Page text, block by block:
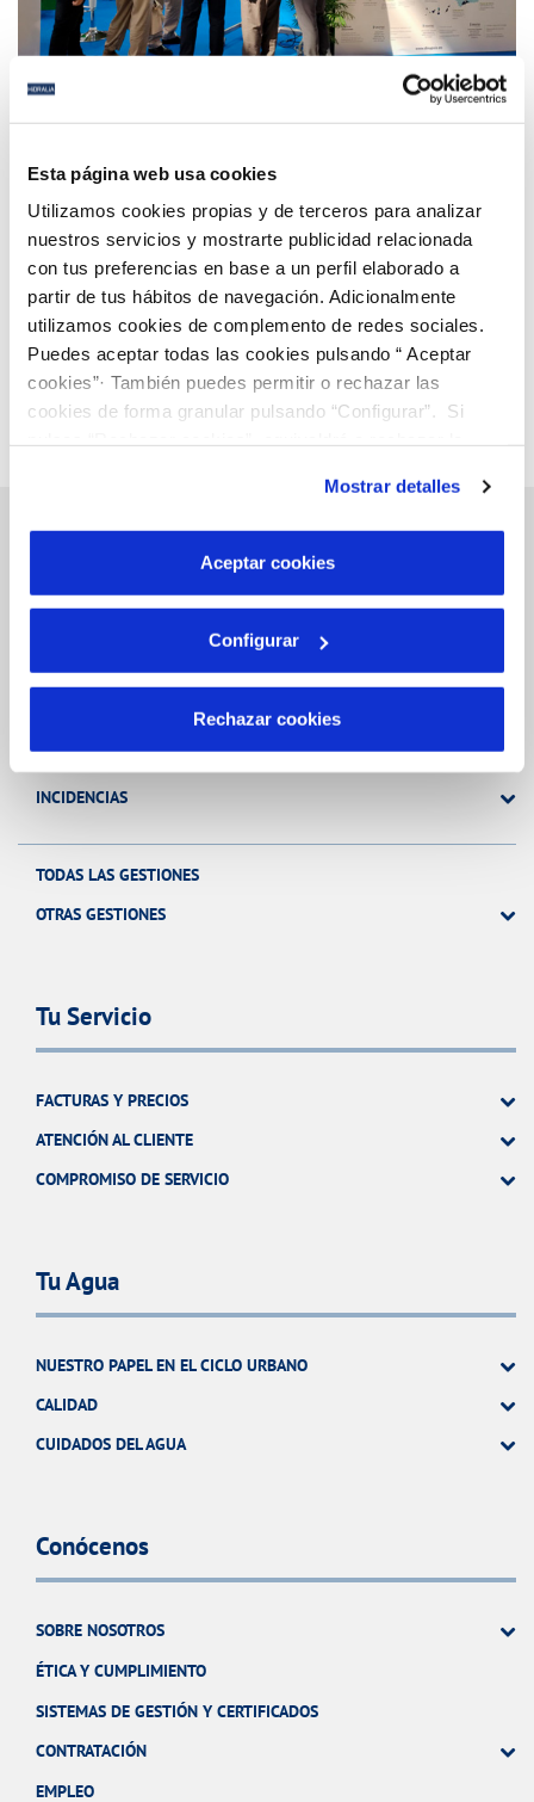
Esta página web usa cookies
Utilizamos cookies propias y de terceros para analizar
nuestros servicios y mostrarte publicidad relacionada
con tus preferencias en base a un perfil elaborado a
partir de tus hábitos de navegación. Adicionalmente
utilizamos cookies de complemento de redes sociales.
Puedes aceptar todas las cookies pulsando “ Aceptar
cookies”· También puedes permitir o rechazar las
cookies de forma granular pulsando “Configurar”. Si
son indispensables para que el sitio web funcione y que
por tanto no se pueden desactivar. Puedes consultar
más información en nuestraPolítica de Cookies
Mostrar detalles
Aceptar cookies
Configurar
Rechazar cookies
Digitalización como eje transformador de las
Página 55 de 112
Anterior Siguiente
Gestiones Online
FACTURAS, PAGOS Y CONSUMOS
MODIFICACIÓN DE DATOS
INCIDENCIAS
TODAS LAS GESTIONES
OTRAS GESTIONES
Tu Servicio
FACTURAS Y PRECIOS
ATENCIÓN AL CLIENTE
COMPROMISO DE SERVICIO
Tu Agua
NUESTRO PAPEL EN EL CICLO URBANO
CALIDAD
CUIDADOS DEL AGUA
Conócenos
SOBRE NOSOTROS
ÉTICA Y CUMPLIMIENTO
SISTEMAS DE GESTIÓN Y CERTIFICADOS
CONTRATACIÓN
EMPLEO